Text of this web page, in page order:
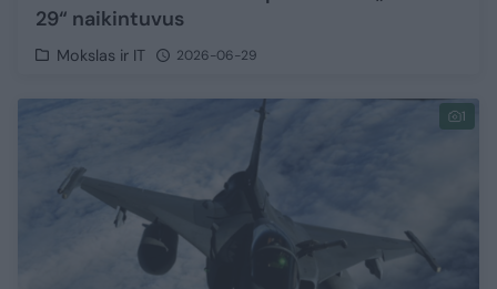
29“ naikintuvus
Mokslas ir IT 2026-06-29
1